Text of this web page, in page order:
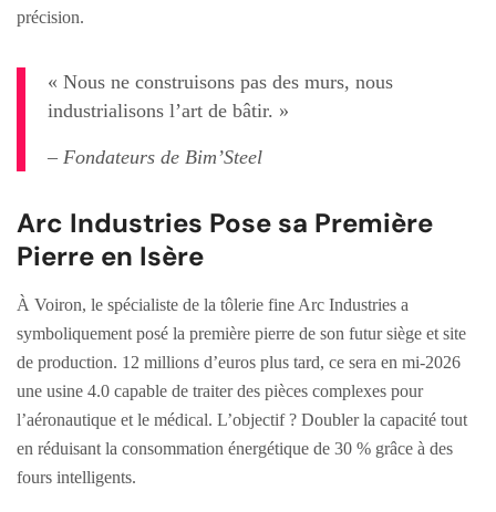
précision.
« Nous ne construisons pas des murs, nous
industrialisons l’art de bâtir. »
– Fondateurs de Bim’Steel
Arc Industries Pose sa Première
Pierre en Isère
À Voiron, le spécialiste de la tôlerie fine Arc Industries a
symboliquement posé la première pierre de son futur siège et site
de production. 12 millions d’euros plus tard, ce sera en mi-2026
une usine 4.0 capable de traiter des pièces complexes pour
l’aéronautique et le médical. L’objectif ? Doubler la capacité tout
en réduisant la consommation énergétique de 30 % grâce à des
fours intelligents.